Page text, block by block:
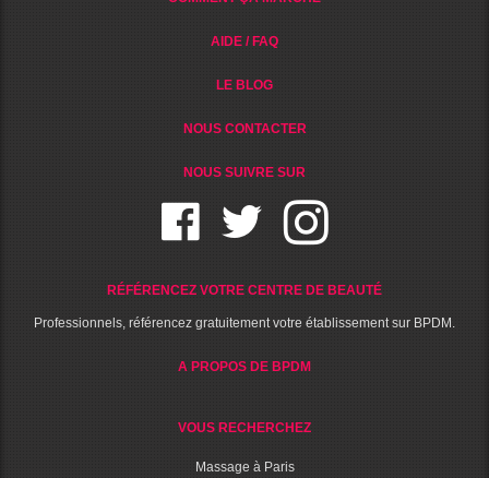
AIDE / FAQ
LE BLOG
NOUS CONTACTER
NOUS SUIVRE SUR
RÉFÉRENCEZ VOTRE CENTRE DE BEAUTÉ
Professionnels, référencez gratuitement votre établissement sur BPDM.
A PROPOS DE BPDM
VOUS RECHERCHEZ
Massage à Paris